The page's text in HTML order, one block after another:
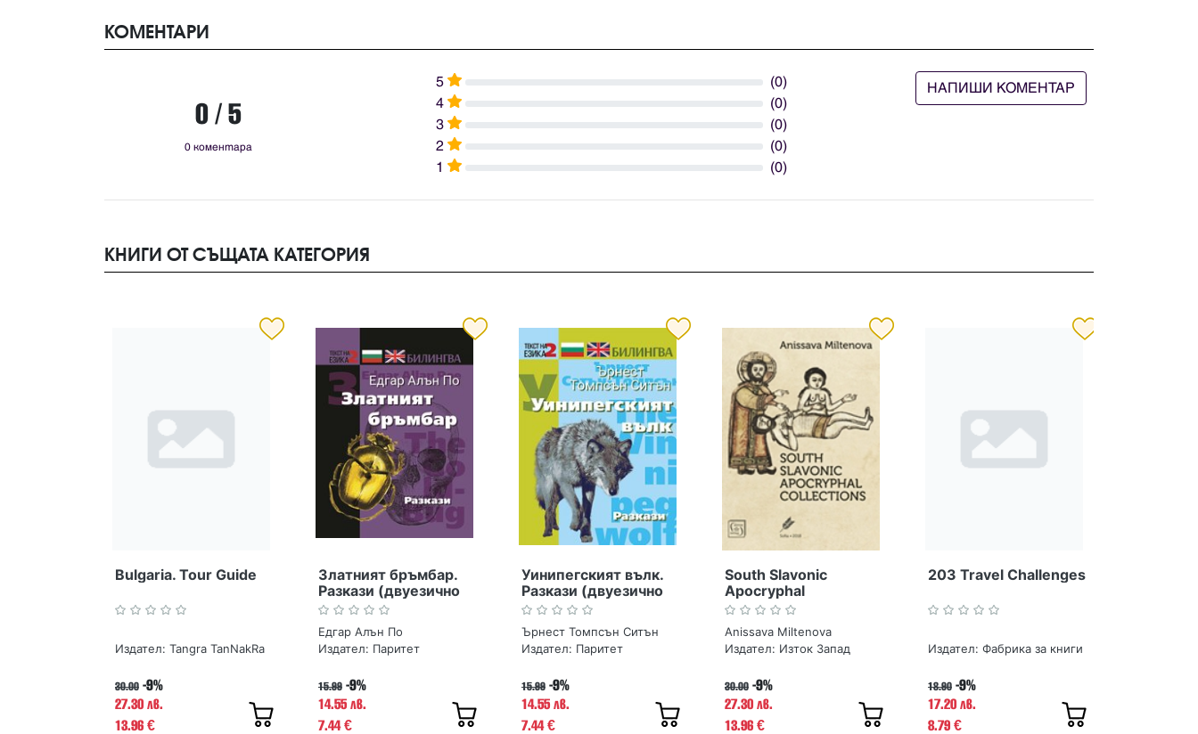
КОМЕНТАРИ
0 / 5
0 коментара
5
(0)
4
(0)
3
(0)
2
(0)
1
(0)
НАПИШИ КОМЕНТАР
КНИГИ ОТ СЪЩАТА КАТЕГОРИЯ
Bulgaria. Tour Guide
Издател: Tangra TanNakRa
30.00 -9%
27.30 лв.
13.96 €
Златният бръмбар.
Разкази (двуезично
издание)
Едгар Алън По
Издател: Паритет
15.99 -9%
14.55 лв.
7.44€
Уинипегският вълк.
Разкази (двуезично
издание)
Ърнест Томпсън Ситън
Издател: Паритет
15.99 -9%
14.55 лв.
7.44€
South Slavonic
Apocryphal
Collections
Anissava Miltenova
Издател: Изток Запад
30.00 -9%
27.30 лв.
13.96 €
203 Travel Challenges
Издател: Фабрика за книги
18.90 -9%
17.20 лв.
8.79 €